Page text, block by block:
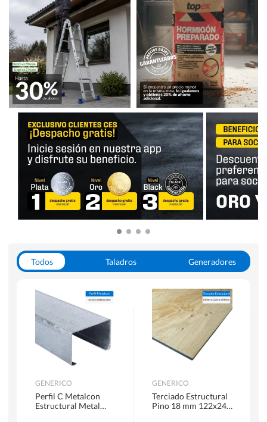
Todos Taladros
Generadores
Herramientas Manuales
Sierras Circulares
GENERICO
Perfil C Metalcon
Estructural Metal
GENERICO
Terciado Estructural
Pino 18 mm 122x244